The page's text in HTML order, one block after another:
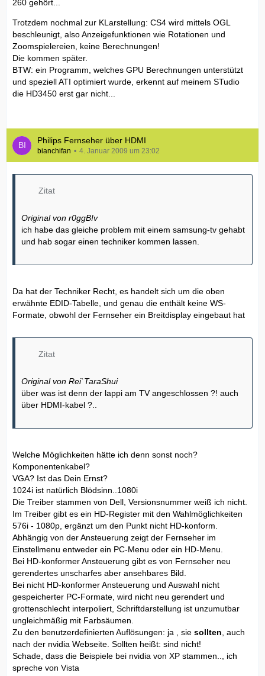
260 gehört...
Trotzdem nochmal zur KLarstellung: CS4 wird mittels OGL
beschleunigt, also Anzeigefunktionen wie Rotationen und
Zoomspielereien, keine Berechnungen!
Die kommen später.
BTW: ein Programm, welches GPU Berechnungen unterstützt
und speziell ATI optimiert wurde, erkennt auf meinem STudio
die HD3450 erst gar nicht...
Philips Fernseher über HDMI
bianchifan 4. Januar 2009 um 23:02
Zitat
Original von r0ggB!v
ich habe das gleiche problem mit einem samsung-tv gehabt
und hab sogar einen techniker kommen lassen.
Da hat der Techniker Recht, es handelt sich um die oben
erwähnte EDID-Tabelle, und genau die enthält keine WS-
Formate, obwohl der Fernseher ein Breitdisplay eingebaut hat
Zitat
Original von Rei`TaraShui
über was ist denn der lappi am TV angeschlossen ?! auch
über HDMI-kabel ?..
Welche Möglichkeiten hätte ich denn sonst noch?
Komponentenkabel?
VGA? Ist das Dein Ernst?
1024i ist natürlich Blödsinn..1080i
Die Treiber stammen von Dell, Versionsnummer weiß ich nicht.
Im Treiber gibt es ein HD-Register mit den Wahlmöglichkeiten
576i - 1080p, ergänzt um den Punkt nicht HD-konform.
Abhängig von der Ansteuerung zeigt der Fernseher im
Einstellmenu entweder ein PC-Menu oder ein HD-Menu.
Bei HD-konformer Ansteuerung gibt es von Fernseher neu
gerendertes unscharfes aber ansehbares Bild.
Bei nicht HD-konformer Ansteuerung und Auswahl nicht
gespeicherter PC-Formate, wird nicht neu gerendert und
grottenschlecht interpoliert, Schriftdarstellung ist unzumutbar
ungleichmäßig mit Farbsäumen.
Zu den benutzerdefinierten Auflösungen: ja , sie sollten , auch
nach der nvidia Webseite. Sollten heißt: sind nicht!
Schade, dass die Beispiele bei nvidia von XP stammen.., ich
spreche von Vista